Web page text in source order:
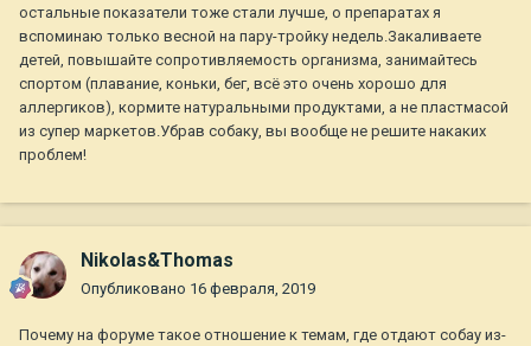
остальные показатели тоже стали лучше, о препаратах я
вспоминаю только весной на пару-тройку недель.Закаливаете
детей, повышайте сопротивляемость организма, занимайтесь
спортом (плавание, коньки, бег, всё это очень хорошо для
аллергиков), кормите натуральными продуктами, а не пластмасой
из супер маркетов.Убрав собаку, вы вообще не решите накаких
проблем!
Nikolas&Thomas
Опубликовано 16 февраля, 2019
Почему на форуме такое отношение к темам, где отдают собау из-